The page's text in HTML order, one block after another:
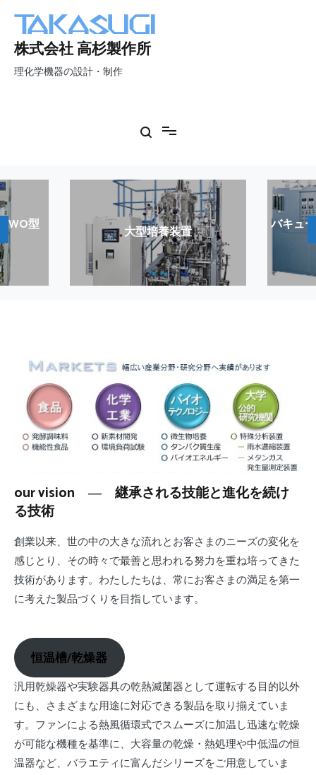
株式会社 高杉製作所
理化学機器の設計・制作
WO型 大型培養装置 バキュ
our vision ― 継承される技能と進化を続け
る技術
創業以来、世の中の大きな流れとお客さまのニーズの変化を
感じとり、その時々で最善と思われる努力を重ね培ってきた
技術があります。わたしたちは、常にお客さまの満足を第一
に考えた製品づくりを目指しています。
恒温槽/乾燥器
汎用乾燥器や実験器具の乾熱滅菌器として運転する目的以外
にも、さまざまな用途に対応できる製品を取り揃えていま
す。ファンによる熱風循環式でスムーズに加温し迅速な乾燥
が可能な機種を基準に、大容量の乾燥・熱処理や中低温の恒
温器など、バラエティに富んだシリーズをご用意していま